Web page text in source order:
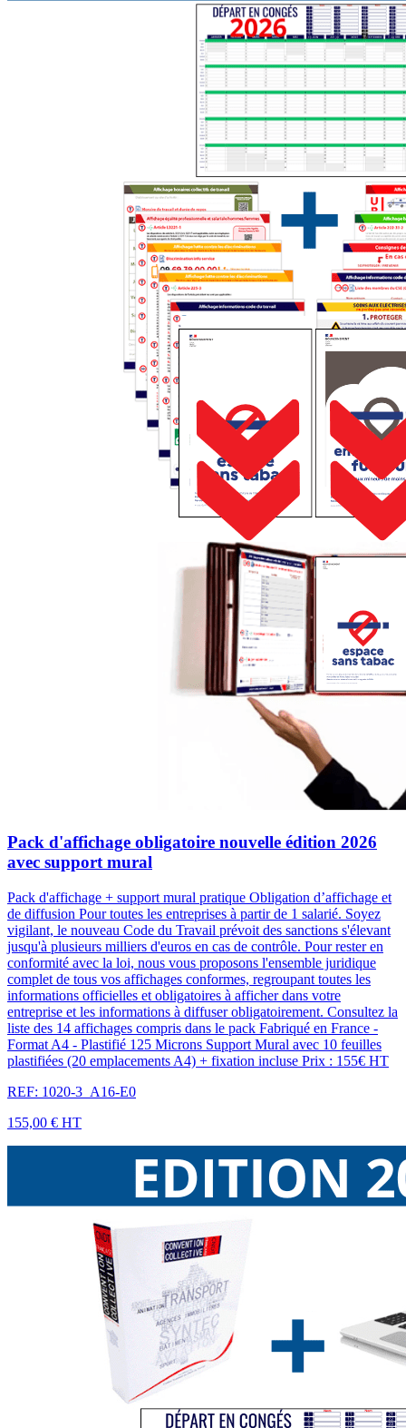
Pack d'affichage obligatoire nouvelle édition 2026
avec support mural
Pack d'affichage + support mural pratique Obligation d’affichage et
de diffusion Pour toutes les entreprises à partir de 1 salarié. Soyez
vigilant, le nouveau Code du Travail prévoit des sanctions s'élevant
jusqu'à plusieurs milliers d'euros en cas de contrôle. Pour rester en
conformité avec la loi, nous vous proposons l'ensemble juridique
complet de tous vos affichages conformes, regroupant toutes les
informations officielles et obligatoires à afficher dans votre
entreprise et les informations à diffuser obligatoirement. Consultez la
liste des 14 affichages compris dans le pack Fabriqué en France -
Format A4 - Plastifié 125 Microns Support Mural avec 10 feuilles
plastifiées (20 emplacements A4) + fixation incluse Prix : 155€ HT
REF: 1020-3_A16-E0
155,00 € HT